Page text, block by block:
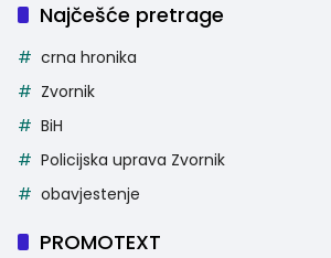
Najčešće pretrage
crna hronika
Zvornik
BiH
Policijska uprava Zvornik
obavjestenje
PROMOTEXT